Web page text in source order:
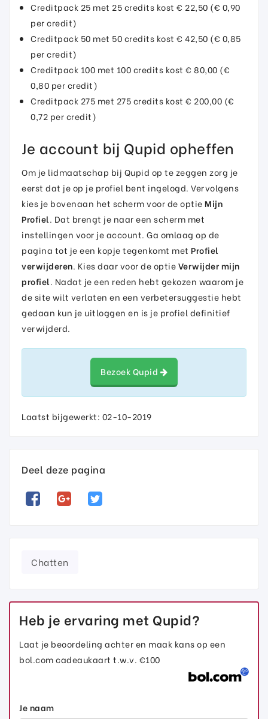
Creditpack 25 met 25 credits kost € 22,50 (€ 0,90
per credit)
Creditpack 50 met 50 credits kost € 42,50 (€ 0,85
per credit)
Creditpack 100 met 100 credits kost € 80,00 (€
0,80 per credit)
Creditpack 275 met 275 credits kost € 200,00 (€
0,72 per credit)
Je account bij Qupid opheffen
Om je lidmaatschap bij Qupid op te zeggen zorg je
eerst dat je op je profiel bent ingelogd. Vervolgens
kies je bovenaan het scherm voor de optieMijn
Profiel. Dat brengt je naar een scherm met
instellingen voor je account. Ga omlaag op de
pagina tot je een kopje tegenkomt met Profiel
verwijderen. Kies daar voor de optieVerwijder mijn
profiel. Nadat je een reden hebt gekozen waarom je
de site wilt verlaten en een verbetersuggestie hebt
gedaan kun je uitloggen en is je profiel definitief
verwijderd.
Bezoek Qupid
Laatst bijgewerkt: 02-10-2019
Deel deze pagina
Chatten
Heb je ervaring met Qupid?
Laat je beoordeling achter en maak kans op een
bol.com cadeaukaart t.w.v. €100
Je naam